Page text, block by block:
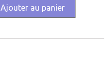
Ajouter au panier